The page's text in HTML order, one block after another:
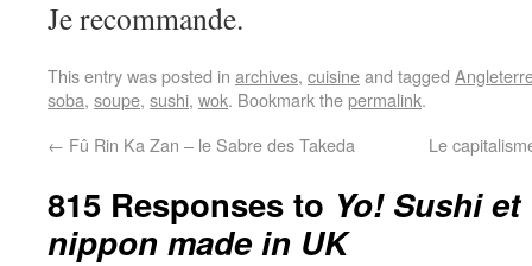
Je recommande.
This entry was posted in archives, cuisineand tagged
soba, soupe, sushi, wok. Bookmark thepermalink.
← Fû Rin Ka Zan – le Sabre des Takeda Le
815 Responses to Yo! Sushi
nippon made in UK